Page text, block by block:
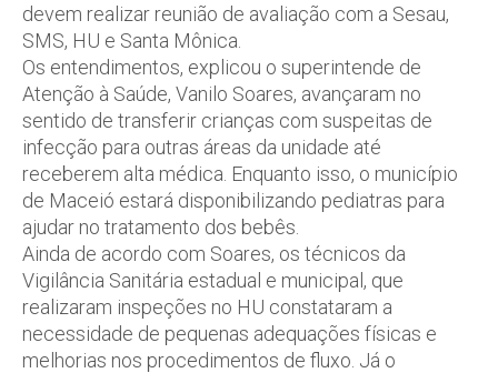
devem realizar reunião de avaliação com a Sesau,
SMS, HU e Santa Mônica.
Os entendimentos, explicou o superintende de
Atenção à Saúde, Vanilo Soares, avançaram no
sentido de transferir crianças com suspeitas de
infecção para outras áreas da unidade até
receberem alta médica. Enquanto isso, o município
de Maceió estará disponibilizando pediatras para
ajudar no tratamento dos bebês.
Ainda de acordo com Soares, os técnicos da
Vigilância Sanitária estadual e municipal, que
realizaram inspeções no HU constataram a
necessidade de pequenas adequações físicas e
melhorias nos procedimentos de fluxo. Já o